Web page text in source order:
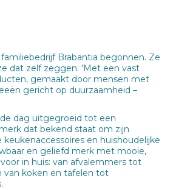
familiebedrijf Brabantia begonnen. Ze
dat zelf zeggen: 'Met een vast
gemaakt door mensen met
gericht op duurzaamheid –
de dag uitgegroeid tot een
dat bekend staat om zijn
keukenaccessoires en huishoudelijke
en geliefd merk met mooie,
in huis: van afvalemmers tot
van koken en tafelen tot